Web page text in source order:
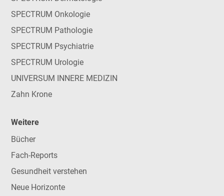
SPECTRUM Onkologie
SPECTRUM Pathologie
SPECTRUM Psychiatrie
SPECTRUM Urologie
UNIVERSUM INNERE MEDIZIN
Zahn Krone
Weitere
Bücher
Fach-Reports
Gesundheit verstehen
Neue Horizonte